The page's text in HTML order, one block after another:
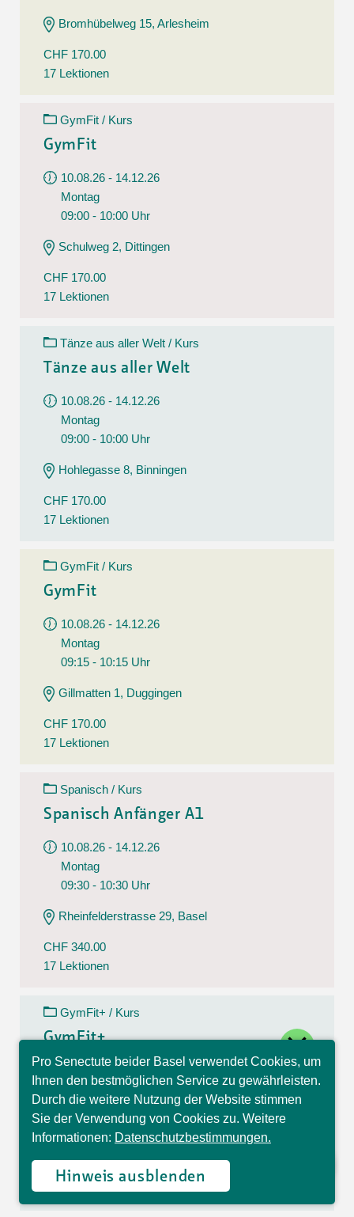
Bromhübelweg 15, Arlesheim
CHF 170.00
17 Lektionen
GymFit / Kurs
GymFit
10.08.26 - 14.12.26
Montag
09:00 - 10:00 Uhr
Schulweg 2, Dittingen
CHF 170.00
17 Lektionen
Tänze aus aller Welt / Kurs
Tänze aus aller Welt
10.08.26 - 14.12.26
Montag
09:00 - 10:00 Uhr
Hohlegasse 8, Binningen
CHF 170.00
17 Lektionen
GymFit / Kurs
GymFit
10.08.26 - 14.12.26
Montag
09:15 - 10:15 Uhr
Gillmatten 1, Duggingen
CHF 170.00
17 Lektionen
Spanisch / Kurs
Spanisch Anfänger A1
10.08.26 - 14.12.26
Montag
09:30 - 10:30 Uhr
Rheinfelderstrasse 29, Basel
CHF 340.00
17 Lektionen
GymFit+ / Kurs
GymFit+
10.08.26 - 14.12.26
Montag
09:30 - 10:30 Uhr
Theodorskirchplatz 7, Basel
CHF 170.00
17 Lektionen
Pro Senectute beider Basel verwendet Cookies, um
Ihnen den bestmöglichen Service zu gewährleisten.
Durch die weitere Nutzung der Website stimmen
Sie der Verwendung von Cookies zu. Weitere
Informationen: Datenschutzbestimmungen.
Hinweis ausblenden
Hallo, ich bin Sophia und
beantworte gerne Ihre
Fragen.
close